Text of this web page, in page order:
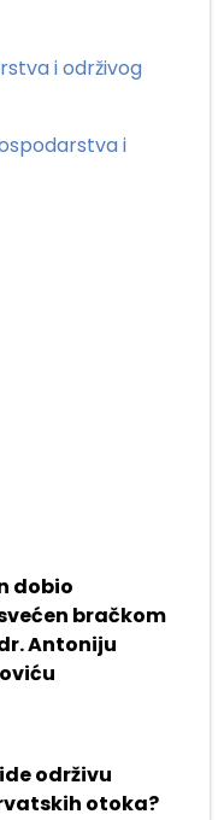
i održivog
i
dobio
bračkom
Antoniju
održivu
otoka?